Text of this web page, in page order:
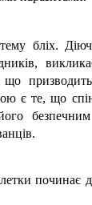
бліх.
що
є те, що
починає